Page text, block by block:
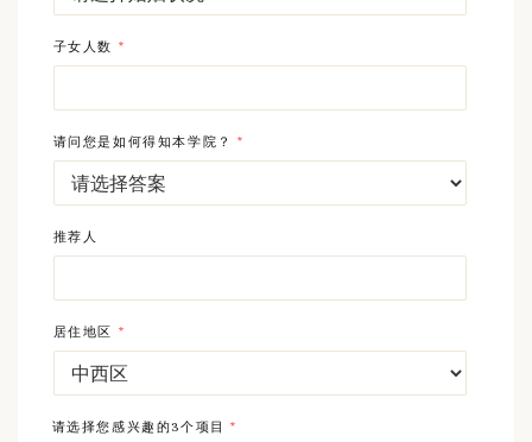
子女人数 *
请问您是如何得知本学院？*
推荐人
居住地区 *
请选择您感兴趣的3个项目*